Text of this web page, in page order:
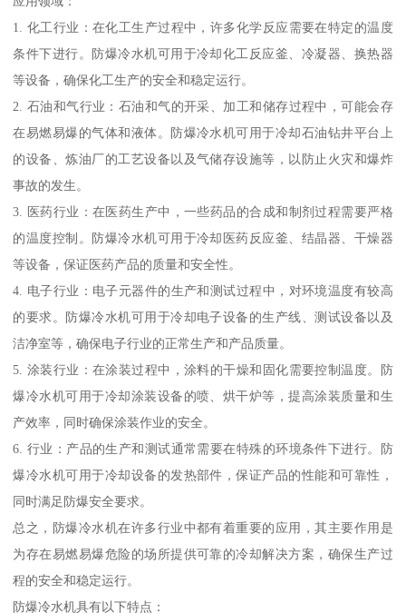
1. 化工行业：在化工生产过程中，许多化学反应需要在特定的温度
条件下进行。防爆冷水机可用于冷却化工反应釜、冷凝器、换热器
等设备，确保化工生产的安全和稳定运行。
2. 石油和气行业：石油和气的开采、加工和储存过程中，可能会存
在易燃易爆的气体和液体。防爆冷水机可用于冷却石油钻井平台上
的设备、炼油厂的工艺设备以及气储存设施等，以防止火灾和爆炸
事故的发生。
3. 医药行业：在医药生产中，一些药品的合成和制剂过程需要严格
的温度控制。防爆冷水机可用于冷却医药反应釜、结晶器、干燥器
等设备，保证医药产品的质量和安全性。
4. 电子行业：电子元器件的生产和测试过程中，对环境温度有较高
的要求。防爆冷水机可用于冷却电子设备的生产线、测试设备以及
洁净室等，确保电子行业的正常生产和产品质量。
5. 涂装行业：在涂装过程中，涂料的干燥和固化需要控制温度。防
爆冷水机可用于冷却涂装设备的喷、烘干炉等，提高涂装质量和生
产效率，同时确保涂装作业的安全。
6. 行业：产品的生产和测试通常需要在特殊的环境条件下进行。防
爆冷水机可用于冷却设备的发热部件，保证产品的性能和可靠性，
同时满足防爆安全要求。
总之，防爆冷水机在许多行业中都有着重要的应用，其主要作用是
为存在易燃易爆危险的场所提供可靠的冷却解决方案，确保生产过
程的安全和稳定运行。
防爆冷水机具有以下特点：